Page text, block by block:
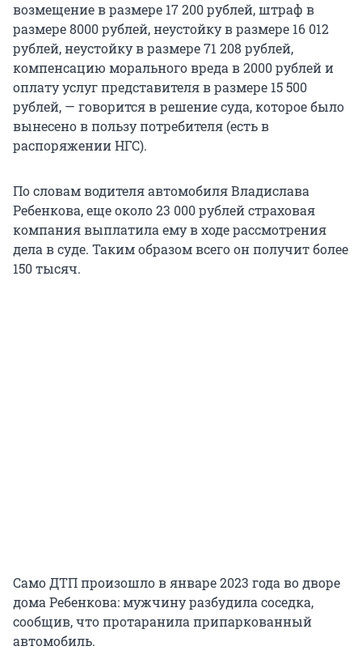
возмещение в размере 17 200 рублей, штраф в
размере 8000 рублей, неустойку в размере 16 012
рублей, неустойку в размере 71 208 рублей,
компенсацию морального вреда в 2000 рублей и
оплату услуг представителя в размере 15 500
рублей, — говорится в решение суда, которое было
вынесено в пользу потребителя (есть в
распоряжении НГС).
По словам водителя автомобиля Владислава
Ребенкова, еще около 23 000 рублей страховая
компания выплатила ему в ходе рассмотрения
дела в суде. Таким образом всего он получит более
150 тысяч.
Само ДТП произошло в январе 2023 года во дворе
дома Ребенкова: мужчину разбудила соседка,
сообщив, что протаранила припаркованный
автомобиль.